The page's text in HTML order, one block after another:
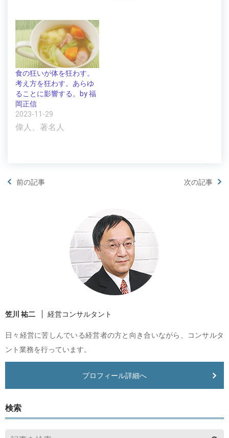
食の狂いが体を狂わす。
考え方を狂わす。あらゆ
ることに影響する。by 福
岡正信
2023-11-29
偉人、著名人
前の記事 次の記事
笠川 祐二 経営コンサルタント
日々経営に苦しんでいる経営者の方と向き合いながら、コンサルタ
ント業務を行っています。
プロフィール詳細へ
検索